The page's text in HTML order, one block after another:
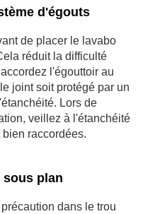
d'égouts
de placer le lavabo
réduit la difficulté
l'égouttoir au
joint soit protégé par un
Lors de
veillez à l'étanchéité
raccordées.
sous plan
dans le trou